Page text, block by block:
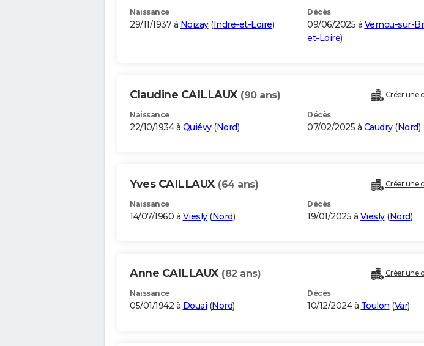
Naissance
29/11/1937 à Noizay(Indre-et-Loire)
Décès
09/06/2025 à Vernou-sur-
et-Loire)
Claudine CAILLAUX (90 ans) Créer une
Naissance
22/10/1934 à Quiévy(Nord)
Décès
07/02/2025 à Caudry(Nord)
Yves CAILLAUX (64 ans) Créer une
Naissance
14/07/1960 à Viesly(Nord)
Décès
19/01/2025 à Viesly(Nord)
Anne CAILLAUX (82 ans) Créer une
Naissance
05/01/1942 à Douai (Nord)
Décès
10/12/2024 à Toulon (Var)